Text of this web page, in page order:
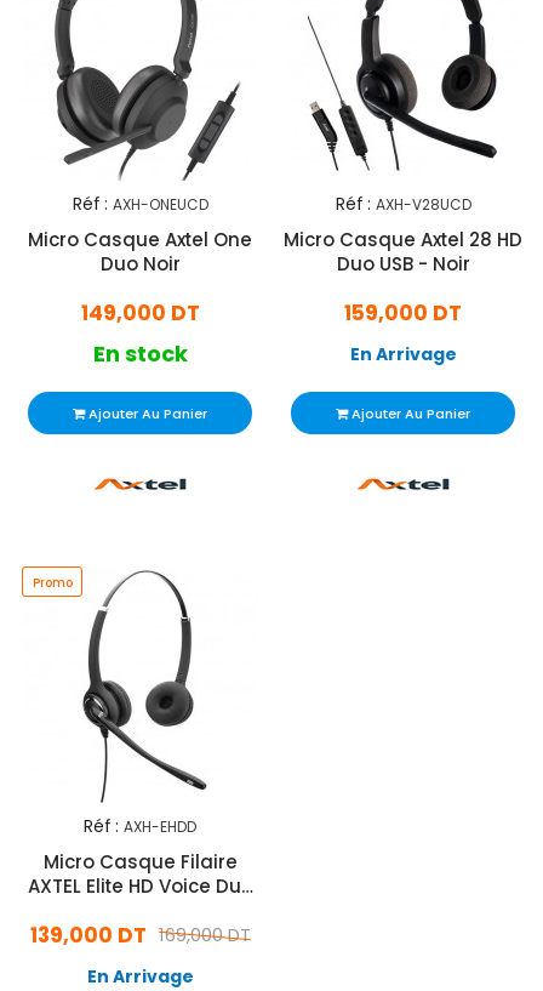
Réf : AXH-ONEUCD
Micro Casque Axtel One
Duo Noir
149,000 DT
En stock
Ajouter Au Panier
Réf : AXH-V28UCD
Micro Casque Axtel 28 HD
Duo USB - Noir
159,000 DT
En Arrivage
Ajouter Au Panier
Promo
Réf : AXH-EHDD
Micro Casque Filaire
AXTEL Elite HD Voice Duo
169,000 DT
139,000 DT
En Arrivage